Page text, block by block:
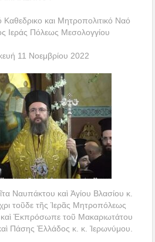
και Μητροπολιτικό Ναό
Ιεράς Πόλεως Μεσολογγίου
11 Νοεμβρίου 2022
Ναυπάκτου καὶ Ἁγίου Βλασίου κ.
τοῦδε τῆς Ἱερᾶς Μητροπόλεως
καὶ Ἐκπρόσωπε τοῦ Μακαριωτάτου
Πάσης Ἑλλάδος κ. κ. Ἰερωνύμου.